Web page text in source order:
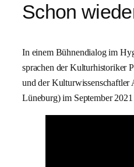
Schon
In einem Bühnendialog im
sprachen der Kulturhistoriker
und der Kulturwissenschaftler
Lüneburg) im September